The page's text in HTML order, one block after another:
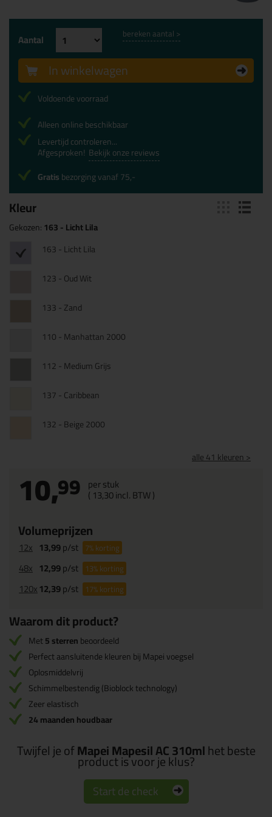
Kleur
Gekozen:163 - Licht Lila
163 - Licht Lila
123 - Oud Wit
133 - Zand
110 - Manhattan 2000
112 - Medium Grijs
137 - Caribbean
132 - Beige 2000
alle 41 kleuren >
10,99 per stuk
( 13,30incl. BTW )
Volumeprijzen
12x 13,99p/st 7%korting
48x 12,99p/st 13%korting
120x12,39p/st 17%korting
Aantal bereken aantal >
In winkelwagen
Voldoende voorraad
Alleen online beschikbaar
Levertijd controleren...
Afgesproken! Bekijk onze reviews
Gratisbezorging vanaf 75,-
Waarom dit product?
Met5 sterrenbeoordeeld
Perfect aansluitende kleuren bij Mapei voegsel
Oplosmiddelvrij
Schimmelbestendig (Bioblock technology)
Zeer elastisch
24 maanden houdbaar
Twijfel je ofMapei Mapesil AC 310mlhet beste
product is voor je klus?
Start de check